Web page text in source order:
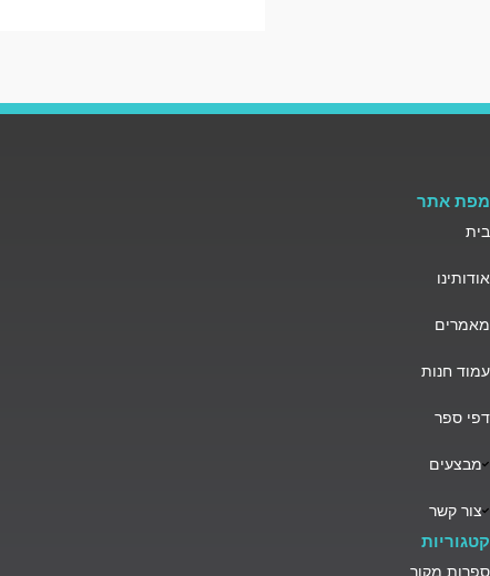
מפת אתר
בית
אודותינו
מאמרים
עמוד חנות
דפי ספר
מבצעים
צור קשר
קטגוריות
ספרות מקור